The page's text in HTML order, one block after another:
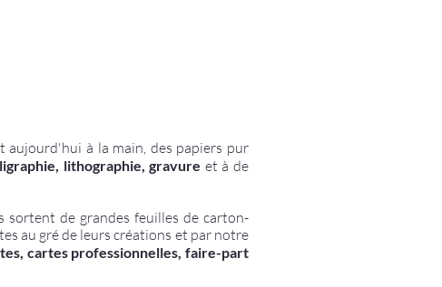
aujourd'hui à la main, des papiers pur
lithographie, gravure et à de
sortent de grandes feuilles de carton-
au gré de leurs créations et par notre
cartes professionnelles, faire-part